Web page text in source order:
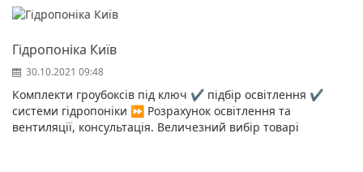
Гідропоніка Київ
30.10.2021 09:48
Комплекти гроубоксів під ключ ✔️ підбір освітлення ✔️
системи гідропоніки ⏩ Розрахунок освітлення та
вентиляції, консультація. Величезний вибір товарі